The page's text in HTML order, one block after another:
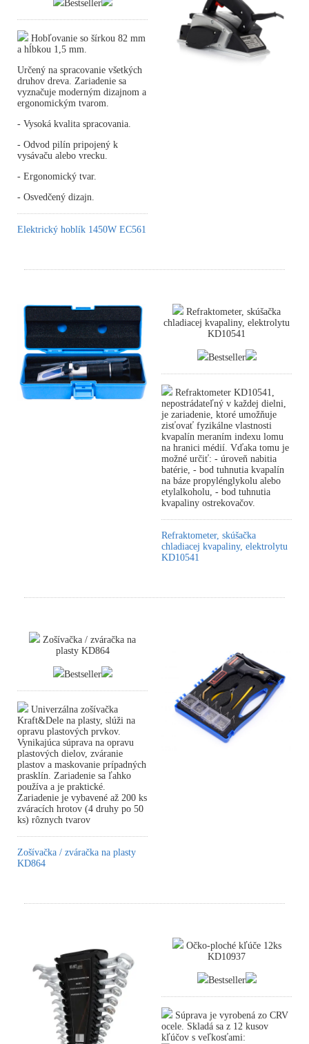
Bestseller
Hobľovanie so šírkou 82 mm
a hĺbkou 1,5 mm.
Určený na spracovanie všetkých
druhov dreva. Zariadenie sa
vyznačuje moderným dizajnom a
ergonomickým tvarom.
- Vysoká kvalita spracovania.
- Odvod pilín pripojený k
vysávaču alebo vrecku.
- Ergonomický tvar.
- Osvedčený dizajn.
Elektrický hoblík 1450W EC561
Refraktometer, skúšačka
chladiacej kvapaliny, elektrolytu
KD10541
Bestseller
Refraktometer KD10541,
nepostrádateľný v každej dielni,
je zariadenie, ktoré umožňuje
zisťovať fyzikálne vlastnosti
kvapalín meraním indexu lomu
na hranici médií. Vďaka tomu je
možné určiť: - úroveň nabitia
batérie, - bod tuhnutia kvapalín
na báze propylénglykolu alebo
etylalkoholu, - bod tuhnutia
kvapaliny ostrekovačov.
Refraktometer, skúšačka
chladiacej kvapaliny, elektrolytu
KD10541
Zošívačka / zváračka na
plasty KD864
Bestseller
Univerzálna zošívačka
Kraft&Dele na plasty, slúži na
opravu plastových prvkov.
Vynikajúca súprava na opravu
plastových dielov, zváranie
plastov a maskovanie prípadných
prasklín. Zariadenie sa ľahko
používa a je praktické.
Zariadenie je vybavené až 200 ks
zváracích hrotov (4 druhy po 50
ks) rôznych tvarov
Zošívačka / zváračka na plasty
KD864
Očko-ploché kľúče 12ks
KD10937
Bestseller
Súprava je vyrobená zo CRV
ocele. Skladá sa z 12 kusov
kľúčov s veľkosťami: